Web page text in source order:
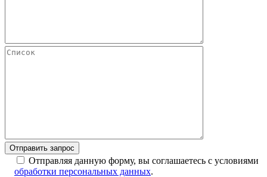
Отправляя данную форму, вы соглашаетесь с условиями
обработки персональных данных.